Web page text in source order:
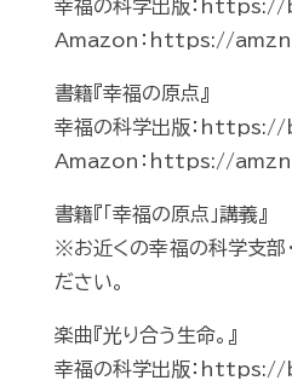
幸福の科学出版：
Amazon：https://
書籍『幸福の原点』
幸福の科学出版：
Amazon：https://
書籍『「幸福の原点」講義』
※お近くの幸福の科学支部
ださい。
楽曲『光り合う生命。』
幸福の科学出版：